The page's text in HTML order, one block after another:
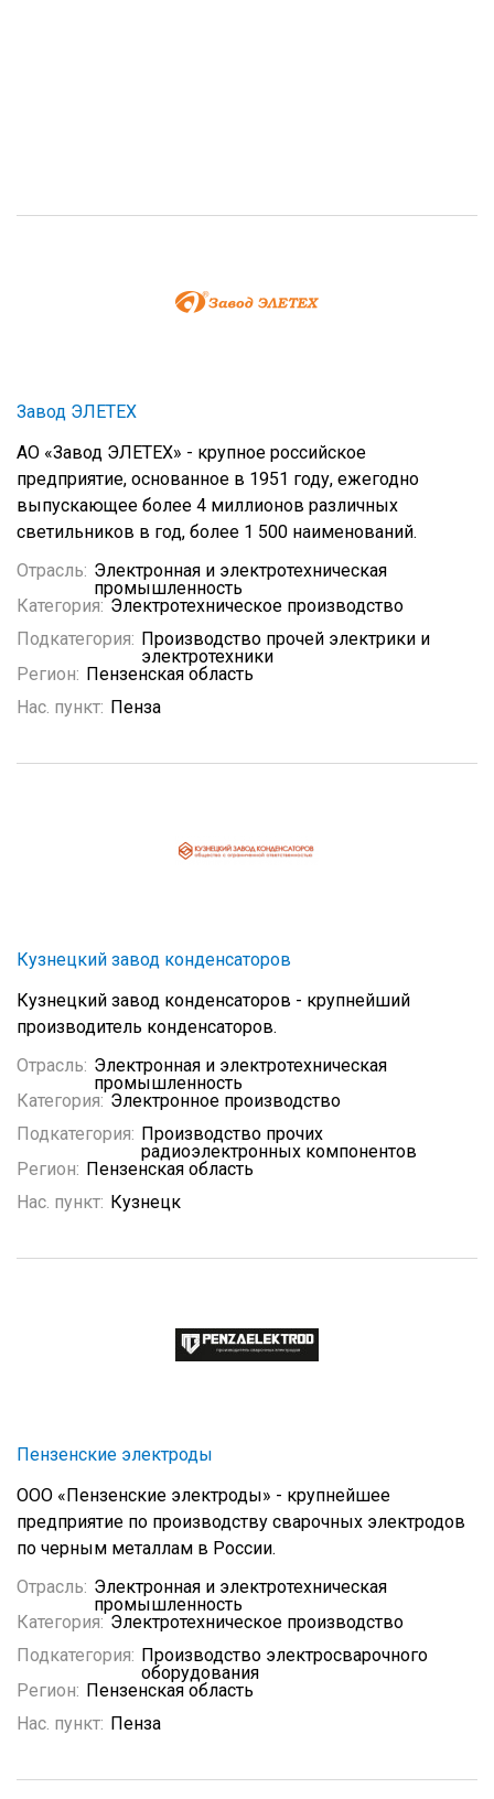
Завод ЭЛЕТЕХ
АО «Завод ЭЛЕТЕХ» - крупное российское
предприятие, основанное в 1951 году, ежегодно
выпускающее более 4 миллионов различных
светильников в год, более 1 500 наименований.
Отрасль: Электронная и электротехническая
промышленность
Категория: Электротехническое производство
Подкатегория: Производство прочей электрики и
электротехники
Регион: Пензенская область
Нас. пункт: Пенза
Кузнецкий завод конденсаторов
Кузнецкий завод конденсаторов - крупнейший
производитель конденсаторов.
Отрасль: Электронная и электротехническая
промышленность
Категория: Электронное производство
Подкатегория: Производство прочих
радиоэлектронных компонентов
Регион: Пензенская область
Нас. пункт: Кузнецк
Пензенские электроды
ООО «Пензенские электроды» - крупнейшее
предприятие по производству сварочных электродов
по черным металлам в России.
Отрасль: Электронная и электротехническая
промышленность
Категория: Электротехническое производство
Подкатегория: Производство электросварочного
оборудования
Регион: Пензенская область
Нас. пункт: Пенза